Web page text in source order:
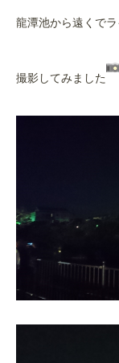
龍潭池から遠くで
撮影してみました